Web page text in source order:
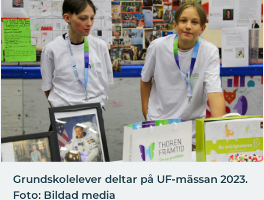
Grundskolelever deltar på UF-mässan 2023.
Foto: Bildad media